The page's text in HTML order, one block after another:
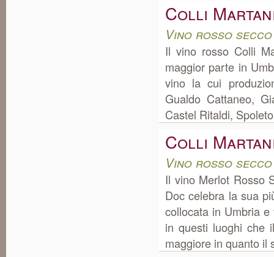
Colli
Vino rosso
Il vino rosso Colli
maggior parte in
vino la cui
Gualdo Cattaneo,
Castel Ritaldi,
Colli
Vino rosso
Il vino Merlot Rosso
Doc celebra la sua
collocata in Umbria
in questi luoghi che
maggiore in quanto il